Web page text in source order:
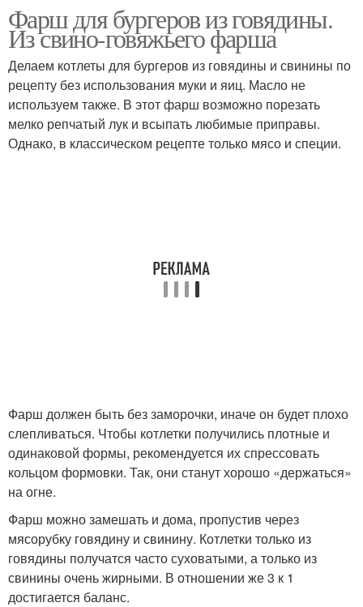
Фарш для бургеров из говядины.
Из свино-говяжьего фарша
Делаем котлеты для бургеров из говядины и свинины по
рецепту без использования муки и яиц. Масло не
используем также. В этот фарш возможно порезать
мелко репчатый лук и всыпать любимые приправы.
Однако, в классическом рецепте только мясо и специи.
Фарш должен быть без заморочки, иначе он будет плохо
слепливаться. Чтобы котлетки получились плотные и
одинаковой формы, рекомендуется их спрессовать
кольцом формовки. Так, они станут хорошо «держаться»
на огне.
Фарш можно замешать и дома, пропустив через
мясорубку говядину и свинину. Котлетки только из
говядины получатся часто суховатыми, а только из
свинины очень жирными. В отношении же 3 к 1
достигается баланс.